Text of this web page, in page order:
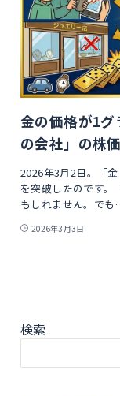
金の価格が1
の会社」の株
2026年3月2日。「
を突破したのです。
もしれません。で
2026年3月3日
検索